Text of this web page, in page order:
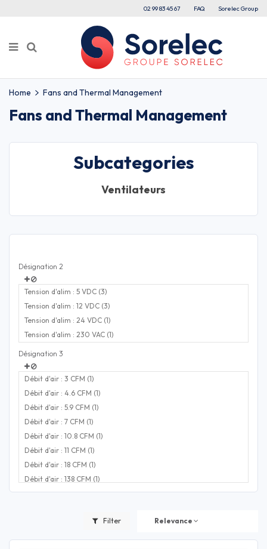
02 99 83 45 67 FAQ Sorelec Group
Home Fans and Thermal Management
Fans and Thermal Management
Subcategories
Ventilateurs
Désignation 2
Tension d'alim : 5 VDC (3)
Tension d'alim : 12 VDC (3)
Tension d'alim : 24 VDC (1)
Tension d'alim : 230 VAC (1)
Désignation 3
Débit d'air : 3 CFM (1)
Débit d'air : 4.6 CFM (1)
Débit d'air : 5.9 CFM (1)
Débit d'air : 7 CFM (1)
Débit d'air : 10.8 CFM (1)
Débit d'air : 11 CFM (1)
Débit d'air : 18 CFM (1)
Débit d'air : 138 CFM (1)
Filter Relevance